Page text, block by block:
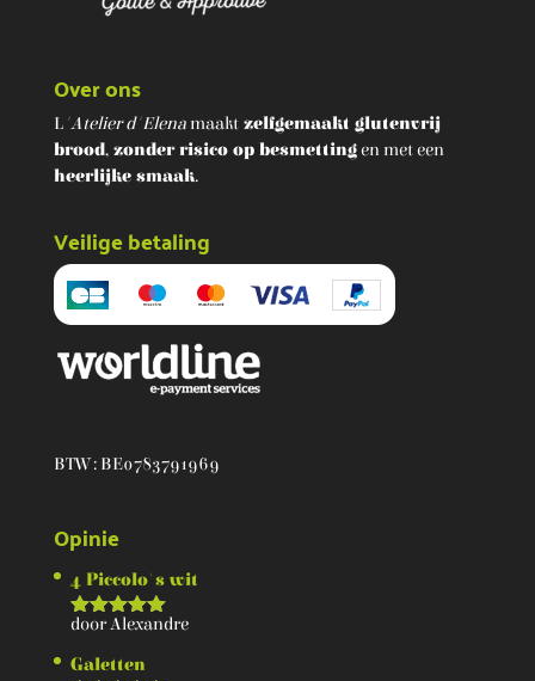
Over ons
L'Atelier d'Elenamaaktzelfgemaakt glutenvrij
brood, zonder risico op besmettingen met een
heerlijke smaak.
Veilige betaling
BTW : BE0783791969
Opinie
4 Piccolo's wit
Score5
door Alexandre
Galetten